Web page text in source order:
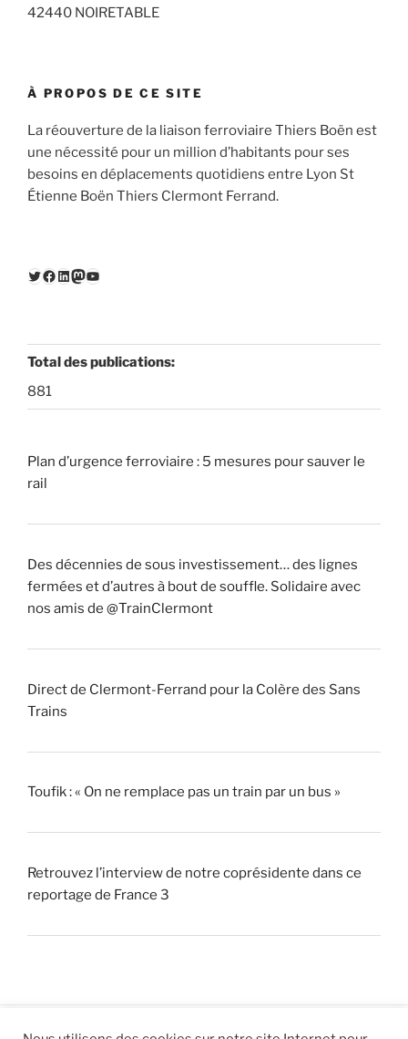
42440 NOIRETABLE
À PROPOS DE CE SITE
La réouverture de la liaison ferroviaire Thiers Boën est
une nécessité pour un million d’habitants pour ses
besoins en déplacements quotidiens entre Lyon St
Étienne Boën Thiers Clermont Ferrand.
Twitter
Facebook
LinkedIn
Mastodon
YouTube
Total des publications:
881
Plan d’urgence ferroviaire : 5 mesures pour sauver le
rail
Des décennies de sous investissement… des lignes
fermées et d’autres à bout de souffle. Solidaire avec
nos amis de @TrainClermont
Direct de Clermont-Ferrand pour la Colère des Sans
Trains
Toufik : « On ne remplace pas un train par un bus »
Retrouvez l’interview de notre coprésidente dans ce
reportage de France 3